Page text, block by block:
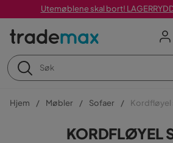
Utemøblene skal bort!
Hjem Møbler Sofaer Kordfløyel
KORDFLØYEL